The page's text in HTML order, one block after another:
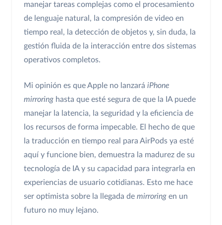
manejar tareas complejas como el procesamiento
de lenguaje natural, la compresión de video en
tiempo real, la detección de objetos y, sin duda, la
gestión fluida de la interacción entre dos sistemas
operativos completos.
Mi opinión es que Apple no lanzará iPhone
mirroring hasta que esté segura de que la IA puede
manejar la latencia, la seguridad y la eficiencia de
los recursos de forma impecable. El hecho de que
la traducción en tiempo real para AirPods ya esté
aquí y funcione bien, demuestra la madurez de su
tecnología de IA y su capacidad para integrarla en
experiencias de usuario cotidianas. Esto me hace
ser optimista sobre la llegada de mirroring en un
futuro no muy lejano.